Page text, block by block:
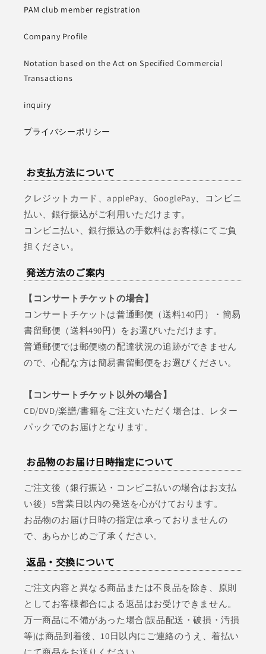
PAM club member registration
Company Profile
Notation based on the Act on Specified Commercial
Transactions
inquiry
プライバシーポリシー
お支払方法について
クレジットカード、applePay、GooglePay、コンビニ
払い、銀行振込がご利用いただけます。
コンビニ払い、銀行振込の手数料はお客様にてご負
担ください。
発送方法のご案内
【コンサートチケットの場合】
コンサートチケットは普通郵便（送料140円）・簡易
書留郵便（送料490円）をお選びいただけます。
普通郵便では郵便物の配達状況の追跡ができません
ので、心配な方は簡易書留郵便をお選びください。
【コンサートチケット以外の場合】
CD/DVD/楽譜/書籍をご注文いただく場合は、レター
パックでのお届けとなります。
お品物のお届け日時指定について
ご注文後（銀行振込・コンビニ払いの場合はお支払
い後）5営業日以内の発送を心がけております。
お品物のお届け日時の指定は承っておりませんの
で、あらかじめご了承ください。
返品・交換について
ご注文内容と異なる商品または不良品を除き、原則
としてお客様都合による返品はお受けできません。
万一商品に不備があった場合(誤品配送・破損・汚損
等)は商品到着後、10日以内にご連絡のうえ、着払い